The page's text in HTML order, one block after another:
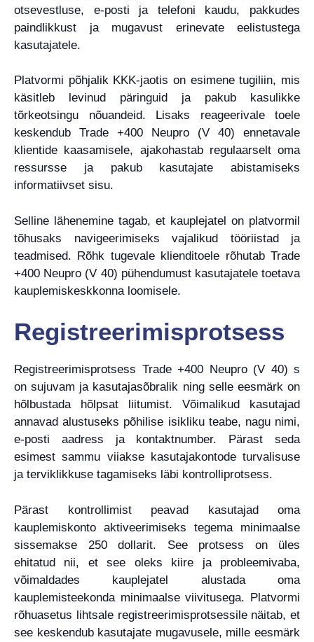
otsevestluse, e-posti ja telefoni kaudu, pakkudes
paindlikkust ja mugavust erinevate eelistustega
kasutajatele.
Platvormi põhjalik KKK-jaotis on esimene tugiliin, mis
käsitleb levinud päringuid ja pakub kasulikke
tõrkeotsingu nõuandeid. Lisaks reageerivale toele
keskendub Trade +400 Neupro (V 40) ennetavale
klientide kaasamisele, ajakohastab regulaarselt oma
ressursse ja pakub kasutajate abistamiseks
informatiivset sisu.
Selline lähenemine tagab, et kauplejatel on platvormil
tõhusaks navigeerimiseks vajalikud tööriistad ja
teadmised. Rõhk tugevale klienditoele rõhutab Trade
+400 Neupro (V 40) pühendumust kasutajatele toetava
kauplemiskeskkonna loomisele.
Registreerimisprotsess
Registreerimisprotsess Trade +400 Neupro (V 40) s
on sujuvam ja kasutajasõbralik ning selle eesmärk on
hõlbustada hõlpsat liitumist. Võimalikud kasutajad
annavad alustuseks põhilise isikliku teabe, nagu nimi,
e-posti aadress ja kontaktnumber. Pärast seda
esimest sammu viiakse kasutajakontode turvalisuse
ja terviklikkuse tagamiseks läbi kontrolliprotsess.
Pärast kontrollimist peavad kasutajad oma
kauplemiskonto aktiveerimiseks tegema minimaalse
sissemakse 250 dollarit. See protsess on üles
ehitatud nii, et see oleks kiire ja probleemivaba,
võimaldades kauplejatel alustada oma
kauplemisteekonda minimaalse viivitusega. Platvormi
rõhuasetus lihtsale registreerimisprotsessile näitab, et
see keskendub kasutajate mugavusele, mille eesmärk